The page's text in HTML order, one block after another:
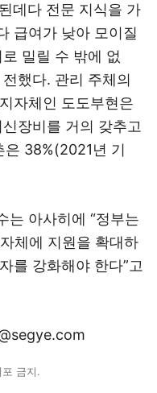
데다 전문 지식을 가
급여가 낮아 모이질
밀릴 수 밖에 없
했다. 관리 주체의
자체인 도도부현은
장비를 거의 갖추고
은 38%(2021년 기
는 아사히에 “정부는
체에 지원을 확대하
를 강화해야 한다”고
금지.